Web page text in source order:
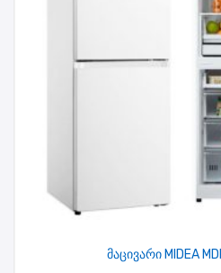
მაცივარი MIDEA